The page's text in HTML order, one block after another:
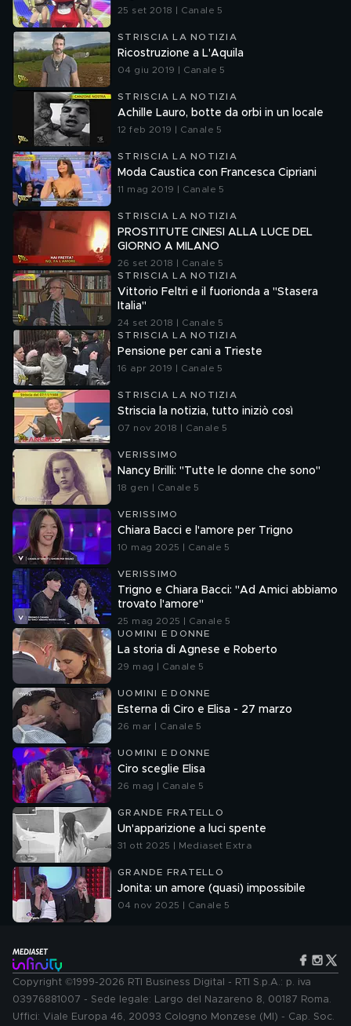
25 set 2018 | Canale 5
STRISCIA LA NOTIZIA
Ricostruzione a L'Aquila
04 giu 2019 | Canale 5
STRISCIA LA NOTIZIA
Achille Lauro, botte da orbi in un locale
12 feb 2019 | Canale 5
STRISCIA LA NOTIZIA
Moda Caustica con Francesca Cipriani
11 mag 2019 | Canale 5
STRISCIA LA NOTIZIA
PROSTITUTE CINESI ALLA LUCE DEL
GIORNO A MILANO
26 set 2018 | Canale 5
STRISCIA LA NOTIZIA
Vittorio Feltri e il fuorionda a "Stasera
Italia"
24 set 2018 | Canale 5
STRISCIA LA NOTIZIA
Pensione per cani a Trieste
16 apr 2019 | Canale 5
STRISCIA LA NOTIZIA
Striscia la notizia, tutto iniziò così
07 nov 2018 | Canale 5
VERISSIMO
Nancy Brilli: "Tutte le donne che sono"
18 gen | Canale 5
VERISSIMO
Chiara Bacci e l'amore per Trigno
10 mag 2025 | Canale 5
VERISSIMO
Trigno e Chiara Bacci: "Ad Amici abbiamo
trovato l'amore"
25 mag 2025 | Canale 5
UOMINI E DONNE
La storia di Agnese e Roberto
29 mag | Canale 5
UOMINI E DONNE
Esterna di Ciro e Elisa - 27 marzo
26 mar | Canale 5
UOMINI E DONNE
Ciro sceglie Elisa
26 mag | Canale 5
GRANDE FRATELLO
Un'apparizione a luci spente
31 ott 2025 | Mediaset Extra
GRANDE FRATELLO
Jonita: un amore (quasi) impossibile
04 nov 2025 | Canale 5
Copyright ©1999-2026 RTI Business Digital - RTI S.p.A.: p. iva
03976881007 - Sede legale: Largo del Nazareno 8, 00187 Roma.
Uffici: Viale Europa 46, 20093 Cologno Monzese (MI) - Cap. Soc.